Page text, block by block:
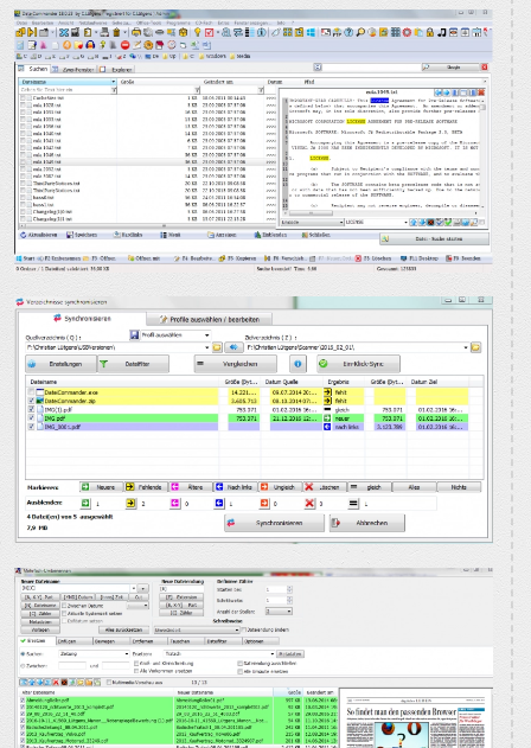
BILD VERGRÖSSERN
BILD VERGRÖSSERN
BILD VERGRÖSSERN